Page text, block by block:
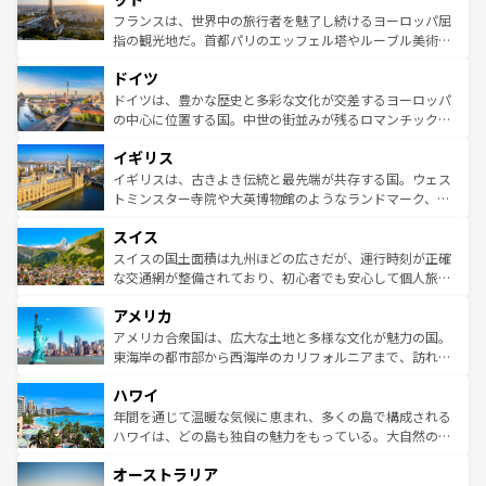
しい。
る。首都マドリードの洗練された雰囲気や、バルセロナの
アートに溢れた街角から、地方では古代ローマ遺跡や中世
せる。地方によって風土や気候が異なるスペインはその個
性で訪れる人を魅了する。 なお、新着のスペイン情報は コ
ンテンツ一覧を参照してほしい。
フランスは、世界中の旅行者を魅了し続けるヨーロッパ屈
指の観光地だ。首都パリのエッフェル塔やルーブル美術館
で、幅広い魅力が詰まっている。華麗な宮殿、歴史的な大
聖堂、美しいビーチ、そして豊かな自然が、訪れる者を心
から魅了する。また、フランスは美食の国としても知ら
いる。シャンパンの発祥地であるランス、プロヴァンスの
香り高いラベンダー畑など、多彩な楽しみ方が可能だ。さ
らに、パリ以外の地域にも魅力が溢れており、どの街角に
れる地方に足を運ぶとそれぞれで全く異なる文化を体験で
きるだろう。 なお、新着のフランス情報はコンテンツ一覧
を参照してほしい。
ドイツ
ドイツは、豊かな歴史と多彩な文化が交差するヨーロッパ
の中心に位置する国。中世の街並みが残るロマンチック街
顔を持つこの国は、どこを歩いても飽きることがない。ベ
ルリンの文化的活気、バイエルン州のアルプスの絶景、そ
してライン川沿いのワイン畑といった風景は必見。ビール
は、お酒好きな人にはぜひ体験してほしい。 なお、新着の
ドイツ情報はコンテンツ一覧を参照してほしい。
イギリス
イギリスは、古きよき伝統と最先端が共存する国。ウェス
トミンスター寺院や大英博物館のようなランドマーク、歴
リアごとに異なる魅力がある。また、優雅なアフタヌーン
ティー、ビール好きにはたまらない英国パブ、サッカー観
戦など、本場だからこそできる体験も豊富。イギリスを旅
ンツ一覧を参照してほしい。
スイス
スイスの国土面積は九州ほどの広さだが、運行時刻が正確
な交通網が整備されており、初心者でも安心して個人旅行
の建物がそのまま残る町や、スイスならではのユニークな
博物館もあり、アルプス観光だけでなく町歩きも満喫する
ことができる。国民の所得が高いため物価も高いが、旅行
ば市内交通費無料で観光を楽しむこともできる。 なお、新
着のスイス情報はコンテンツ一覧 を参照してほしい。
アメリカ
アメリカ合衆国は、広大な土地と多様な文化が魅力の国。
東海岸の都市部から西海岸のカリフォルニアまで、訪れる
のような巨大都市は、観光、ショッピング、エンターテイ
ンメントが詰まった刺激的なスポットだ。一方、アメリカ
西部には大自然が広がり、グランドキャニオンやイエロー
部のニューオーリンズでは、音楽と美食が融合した独特の
ハワイ
年間を通じて温暖な気候に恵まれ、多くの島で構成される
ハワイは、どの島も独自の魅力をもっている。大自然の神
ワイ島は見逃せない。また、定番の観光地といえばオアフ
オーストラリア